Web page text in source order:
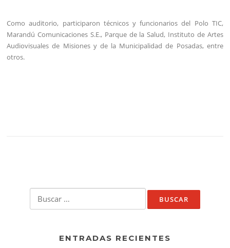
Como auditorio, participaron técnicos y funcionarios del Polo TIC,
Marandú Comunicaciones S.E., Parque de la Salud, Instituto de Artes
Audiovisuales de Misiones y de la Municipalidad de Posadas, entre
otros.
ENTRADAS RECIENTES